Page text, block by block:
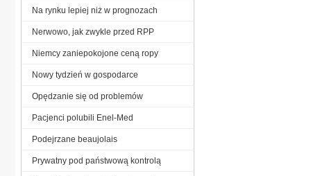
Na rynku lepiej niż w prognozach
Nerwowo, jak zwykle przed RPP
Niemcy zaniepokojone ceną ropy
Nowy tydzień w gospodarce
Opędzanie się od problemów
Pacjenci polubili Enel-Med
Podejrzane beaujolais
Prywatny pod państwową kontrolą